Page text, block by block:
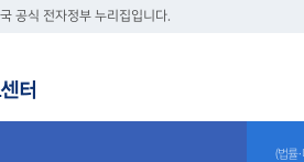
공식 전자정부 누리집입니다.
(법률